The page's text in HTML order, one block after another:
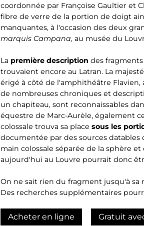
coordonnée par Françoise Gaultier et
fibre de verre de la portion de doigt
manquantes, à l'occasion des deux
marquis Campana, au musée du
La première description des
trouvaient encore au Latran. La
érigé à côté de l'amphithéâtre
de nombreuses chroniques et
un chapiteau, sont reconnaissables
équestre de Marc-Aurèle, également
colossale trouva sa place sous les
documentée par des sources datables
main colossale séparée de la sphère
aujourd'hui au Louvre pourrait donc
On ne sait rien du fragment jusqu'à sa
Des recherches supplémentaires
Acheter en ligne Gratuit